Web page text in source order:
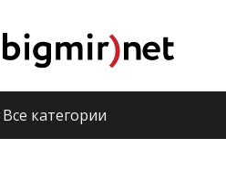
Все категории